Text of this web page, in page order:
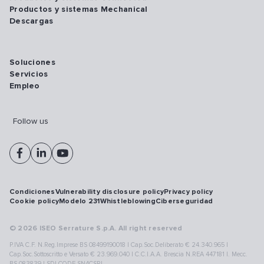
Productos y sistemas Mechanical
Descargas
Soluciones
Servicios
Empleo
Follow us
© 2026 ISEO Serrature S.p.A. All right reserved
P.IVA C.F. N.Reg.Imprese BS 08499190018 | Cap.Soc.Deliberato € 24.340.965 |
Cap.Soc.Sottoscritto e Versato € 23.969.040 | C.C.I.A.A. Brescia N.REA 447181 |. Mecc.
CondicionesVulnerability disclosure policyPrivacy policy
Cookie policyModelo 231WhistleblowingCiberseguridad